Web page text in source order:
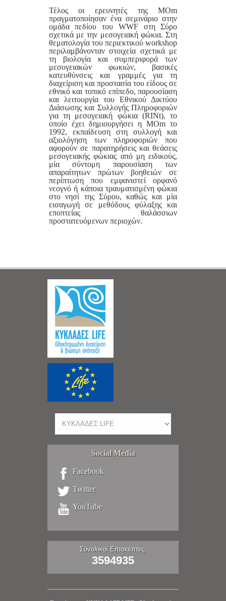
Τέλος οι ερευνητές της MOm
πραγματοποίησαν ένα σεμινάριο στην
ομάδα πεδίου του WWF στη Σύρο
σχετικά με την μεσογειακή φώκια. Στη
θεματολογία του περιεκτικού workshop
περιλαμβάνονταν στοιχεία σχετικά με
τη βιολογία και συμπεριφορά των
μεσογειακών φωκιών, βασικές
κατευθύνσεις και γραμμές για τη
διαχείριση και προστασία του είδους σε
εθνικό και τοπικό επίπεδο, παρουσίαση
και λειτουργία του Εθνικού Δικτύου
Διάσωσης και Συλλογής Πληροφοριών
για τη μεσογειακή φώκια (RINt), το
οποίο έχει δημιουργήσει η MOm το
1992, εκπαίδευση στη συλλογή και
αξιολόγηση των πληροφοριών που
αφορούν σε παρατηρήσεις και θεάσεις
μεσογειακής φώκιας από μη ειδικούς,
μία σύντομη παρουσίαση των
απαραίτητων πρώτων βοηθειών σε
περίπτωση που εμφανιστεί ορφανό
νεογνό ή κάποια τραυματισμένη φώκια
στο νησί της Σύρου, καθώς και μία
εισαγωγή σε μεθόδους φύλαξης και
εποπτείας θαλάσσιων
προστατευόμενων περιοχών.
Social Media
Facebook
Twitter
YouTube
Συνολικοί Επισκέπτες:
3594935